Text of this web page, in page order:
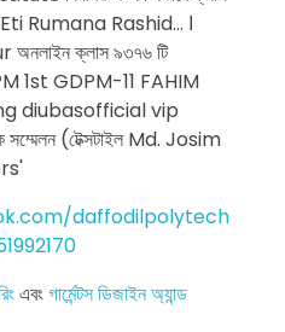
daffodilpolytech
এবংগার্মেন্টস ডিজাইন অ্যান্ড